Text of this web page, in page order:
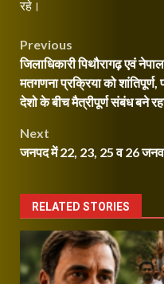
रहे।
Post
navigation
Previous
जिलाधिकारी पिथौरागढ़ एवं
मतगणना प्रक्रिया को शांतिपूर्ण,
देशो के बीच मैत्रीपूर्ण संबंध बने
Next
जनपद में 22, 23, 25 व 26
RELATED STORIES